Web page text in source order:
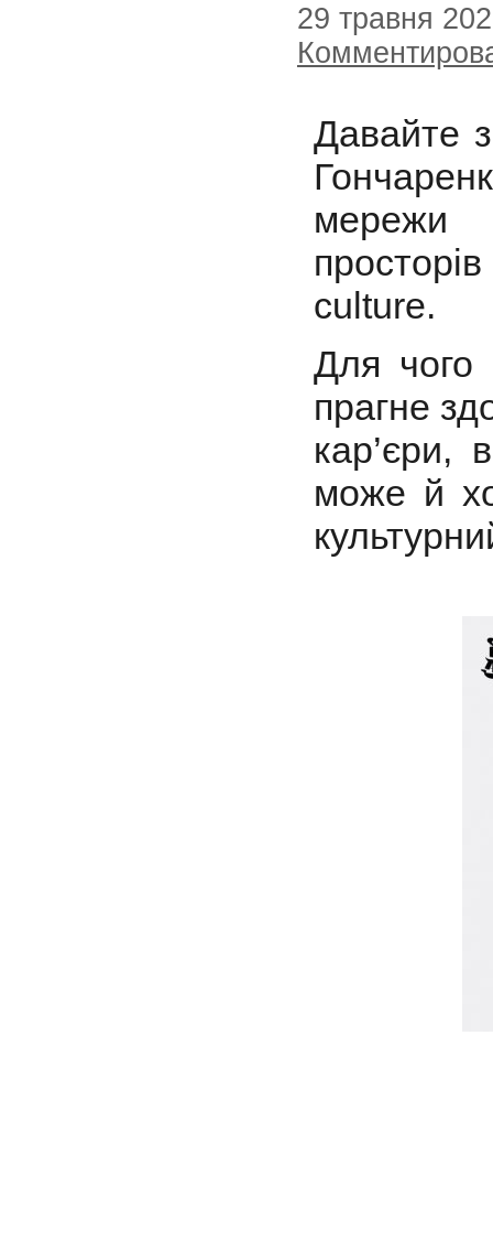
29 травня
Давайте
мережи
culture.
Для чого
прагне
кар’єри,
може й